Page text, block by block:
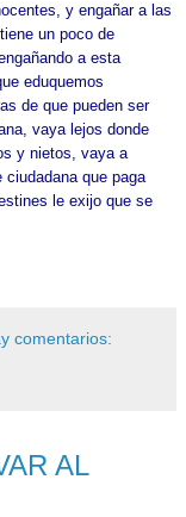
y engañar a las
un poco de
a esta
eduquemos
de que pueden ser
vaya lejos donde
y nietos, vaya a
que paga
le exijo que se
comentarios:
AL